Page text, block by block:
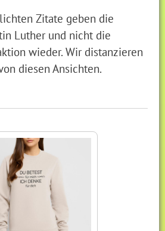
Zitate geben die
Luther und nicht die
wieder. Wir distanzieren
diesen Ansichten.